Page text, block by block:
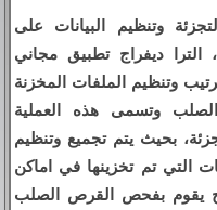
وتنظيم البيانات على
الترا ديفراج تطبيق مجاني
وتنظيم الملفات المخزنة
وتسمى هذه العملية
بحيث يتم تجميع وتنظيم
التي تم تخزينها في اماكن
يقوم بفحص القرص الصلب